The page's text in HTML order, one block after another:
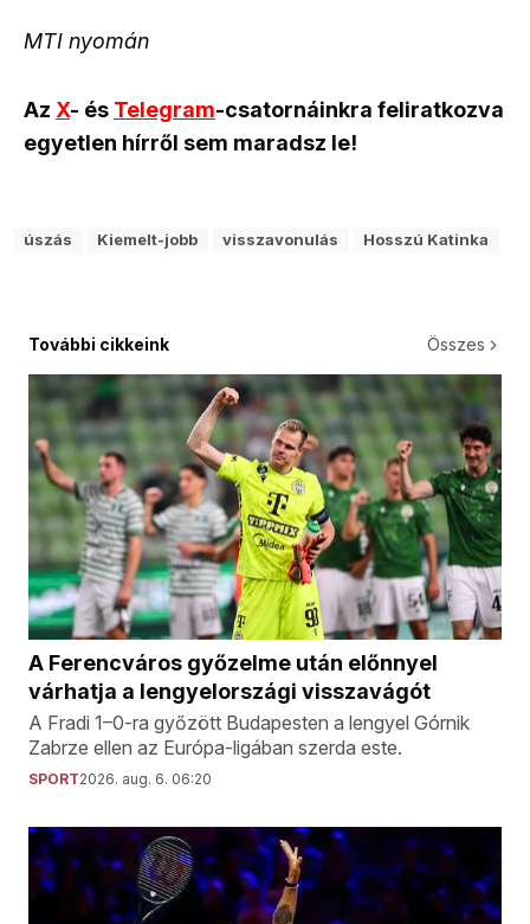
MTI nyomán
Az X- és Telegram-csatornáinkra feliratkozva
egyetlen hírről sem maradsz le!
úszás Kiemelt-jobb visszavonulás Hosszú Katinka
További cikkeink Összes
A Ferencváros győzelme után előnnyel
várhatja a lengyelországi visszavágót
A Fradi 1–0-ra győzött Budapesten a lengyel Górnik
Zabrze ellen az Európa-ligában szerda este.
SPORT2026. aug. 6. 06:20